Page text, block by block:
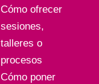
Cómo ofrecer
sesiones,
talleres o
procesos
Cómo poner